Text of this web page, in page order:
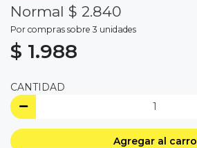
Normal $ 2.840
Por compras sobre 3 unidades
$ 1.988
CANTIDAD
Agregar al carro